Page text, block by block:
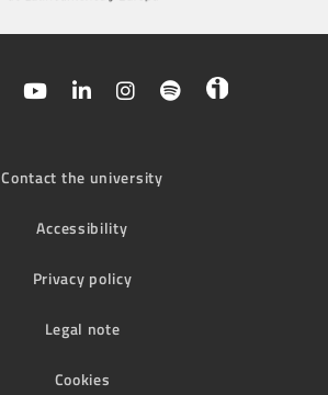
Contact the university
Accessibility
Privacy policy
Legal note
Cookies